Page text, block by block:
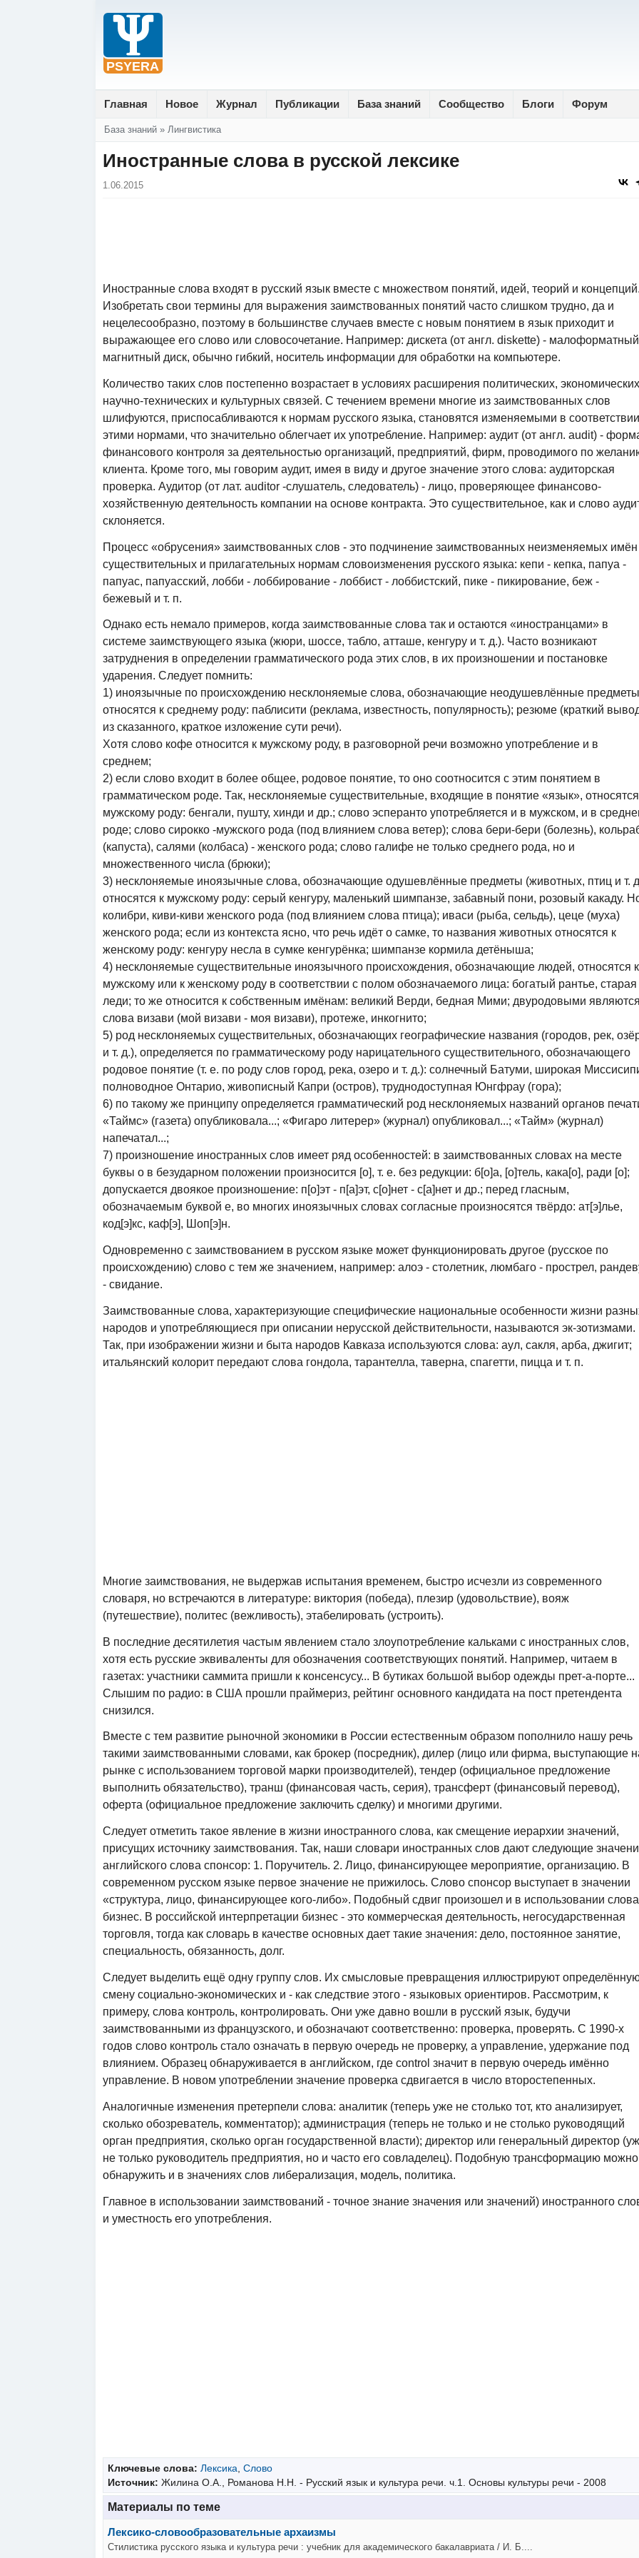
Главная Новое Журнал Публикации База знаний Сообщество Блоги Форум
Вы здесь
База знаний » Лингвистика
Иностранные слова в русской лексике
1.06.2015
Иностранные слова входят в русский язык вместе с множеством понятий, идей, теорий и
Изобретать свои термины для выражения заимствованных понятий часто слишком трудно, да и
нецелесообразно, поэтому в большинстве случаев вместе с новым понятием в язык приходит и
выражающее его слово или словосочетание. Например: дискета (от англ. diskette) - малоформатный
магнитный диск, обычно гибкий, носитель информации для обработки на компьютере.
Количество таких слов постепенно возрастает в условиях расширения политических,
научно-технических и культурных связей. С течением времени многие из заимствованных слов
шлифуются, приспосабливаются к нормам русского языка, становятся изменяемыми в
этими нормами, что значительно облегчает их употребление. Например: аудит (от англ. audit) -
финансового контроля за деятельностью организаций, предприятий, фирм, проводимого по
клиента. Кроме того, мы говорим аудит, имея в виду и другое значение этого слова: аудиторская
проверка. Аудитор (от лат. auditor -слушатель, следователь) - лицо, проверяющее финансово-
хозяйственную деятельность компании на основе контракта. Это существительное, как и слово
склоняется.
Процесс «обрусения» заимствованных слов - это подчинение заимствованных неизменяемых имён
существительных и прилагательных нормам словоизменения русского языка: кепи - кепка, папуа -
папуас, папуасский, лобби - лоббирование - лоббист - лоббистский, пике - пикирование, беж -
бежевый и т. п.
Однако есть немало примеров, когда заимствованные слова так и остаются «иностранцами» в
системе заимствующего языка (жюри, шоссе, табло, атташе, кенгуру и т. д.). Часто возникают
затруднения в определении грамматического рода этих слов, в их произношении и постановке
ударения. Следует помнить:
1) иноязычные по происхождению несклоняемые слова, обозначающие неодушевлённые
относятся к среднему роду: паблисити (реклама, известность, популярность); резюме (краткий
из сказанного, краткое изложение сути речи).
Хотя слово кофе относится к мужскому роду, в разговорной речи возможно употребление и в
среднем;
2) если слово входит в более общее, родовое понятие, то оно соотносится с этим понятием в
грамматическом роде. Так, несклоняемые существительные, входящие в понятие «язык»,
мужскому роду: бенгали, пушту, хинди и др.; слово эсперанто употребляется и в мужском, и в
роде; слово сирокко -мужского рода (под влиянием слова ветер); слова бери-бери (болезнь),
(капуста), салями (колбаса) - женского рода; слово галифе не только среднего рода, но и
множественного числа (брюки);
3) несклоняемые иноязычные слова, обозначающие одушевлённые предметы (животных, птиц и т.
относятся к мужскому роду: серый кенгуру, маленький шимпанзе, забавный пони, розовый какаду.
колибри, киви-киви женского рода (под влиянием слова птица); иваси (рыба, сельдь), цеце (муха)
женского рода; если из контекста ясно, что речь идёт о самке, то названия животных относятся к
женскому роду: кенгуру несла в сумке кенгурёнка; шимпанзе кормила детёныша;
4) несклоняемые существительные иноязычного происхождения, обозначающие людей, относятся к
мужскому или к женскому роду в соответствии с полом обозначаемого лица: богатый рантье, старая
леди; то же относится к собственным имёнам: великий Верди, бедная Мими; двуродовыми
слова визави (мой визави - моя визави), протеже, инкогнито;
5) род несклоняемых существительных, обозначающих географические названия (городов, рек,
и т. д.), определяется по грамматическому роду нарицательного существительного, обозначающего
родовое понятие (т. е. по роду слов город, река, озеро и т. д.): солнечный Батуми, широкая
полноводное Онтарио, живописный Капри (остров), труднодоступная Юнгфрау (гора);
6) по такому же принципу определяется грамматический род несклоняемых названий органов
«Таймс» (газета) опубликовала...; «Фигаро литерер» (журнал) опубликовал...; «Тайм» (журнал)
напечатал...;
7) произношение иностранных слов имеет ряд особенностей: в заимствованных словах на месте
буквы о в безударном положении произносится [о], т. е. без редукции: б[о]а, [о]тель, кака[о], ради [о];
допускается двоякое произношение: п[о]эт - п[а]эт, с[о]нет - с[а]нет и др.; перед гласным,
обозначаемым буквой е, во многих иноязычных словах согласные произносятся твёрдо: ат[э]лье,
код[э]кс, каф[э], Шоп[э]н.
Одновременно с заимствованием в русском языке может функционировать другое (русское по
происхождению) слово с тем же значением, например: алоэ - столетник, люмбаго - прострел,
- свидание.
Заимствованные слова, характеризующие специфические национальные особенности жизни
народов и употребляющиеся при описании нерусской действительности, называются эк-зотизмами.
Так, при изображении жизни и быта народов Кавказа используются слова: аул, сакля, арба, джигит;
итальянский колорит передают слова гондола, тарантелла, таверна, спагетти, пицца и т. п.
Многие заимствования, не выдержав испытания временем, быстро исчезли из современного
словаря, но встречаются в литературе: виктория (победа), плезир (удовольствие), вояж
(путешествие), политес (вежливость), этабелировать (устроить).
В последние десятилетия частым явлением стало злоупотребление кальками с иностранных слов,
хотя есть русские эквиваленты для обозначения соответствующих понятий. Например, читаем в
газетах: участники саммита пришли к консенсусу... В бутиках большой выбор одежды прет-а-порте...
Слышим по радио: в США прошли праймериз, рейтинг основного кандидата на пост претендента
снизился.
Вместе с тем развитие рыночной экономики в России естественным образом пополнило нашу речь
такими заимствованными словами, как брокер (посредник), дилер (лицо или фирма, выступающие
рынке с использованием торговой марки производителей), тендер (официальное предложение
выполнить обязательство), транш (финансовая часть, серия), трансферт (финансовый перевод),
оферта (официальное предложение заключить сделку) и многими другими.
Следует отметить такое явление в жизни иностранного слова, как смещение иерархии значений,
присущих источнику заимствования. Так, наши словари иностранных слов дают следующие
английского слова спонсор: 1. Поручитель. 2. Лицо, финансирующее мероприятие, организацию. В
современном русском языке первое значение не прижилось. Слово спонсор выступает в значении
«структура, лицо, финансирующее кого-либо». Подобный сдвиг произошел и в использовании слова
бизнес. В российской интерпретации бизнес - это коммерческая деятельность, негосударственная
торговля, тогда как словарь в качестве основных дает такие значения: дело, постоянное занятие,
специальность, обязанность, долг.
Следует выделить ещё одну группу слов. Их смысловые превращения иллюстрируют
смену социально-экономических и - как следствие этого - языковых ориентиров. Рассмотрим, к
примеру, слова контроль, контролировать. Они уже давно вошли в русский язык, будучи
заимствованными из французского, и обозначают соответственно: проверка, проверять. С 1990-х
годов слово контроль стало означать в первую очередь не проверку, а управление, удержание под
влиянием. Образец обнаруживается в английском, где control значит в первую очередь имённо
управление. В новом употреблении значение проверка сдвигается в число второстепенных.
Аналогичные изменения претерпели слова: аналитик (теперь уже не столько тот, кто анализирует,
сколько обозреватель, комментатор); администрация (теперь не только и не столько руководящий
орган предприятия, сколько орган государственной власти); директор или генеральный директор
не только руководитель предприятия, но и часто его совладелец). Подобную трансформацию можно
обнаружить и в значениях слов либерализация, модель, политика.
Главное в использовании заимствований - точное знание значения или значений) иностранного
и уместность его употребления.
Ключевые слова: Лексика Слово
Источник: Жилина О.А., Романова Н.Н. - Русский язык и культура речи. ч.1. Основы культуры речи - 2008
Материалы по теме
Лексико-словообразовательные архаизмы
Стилистика русского языка и культура речи : учебник для академического бакалавриата / И. Б....